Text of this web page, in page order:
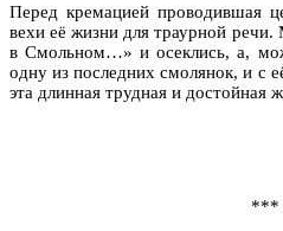
Перед кремацией проводившая
вехи её жизни для траурной
в Смольном…» и осеклись, а,
одну из последних смолянок, и с
эта длинная трудная и достойная
***